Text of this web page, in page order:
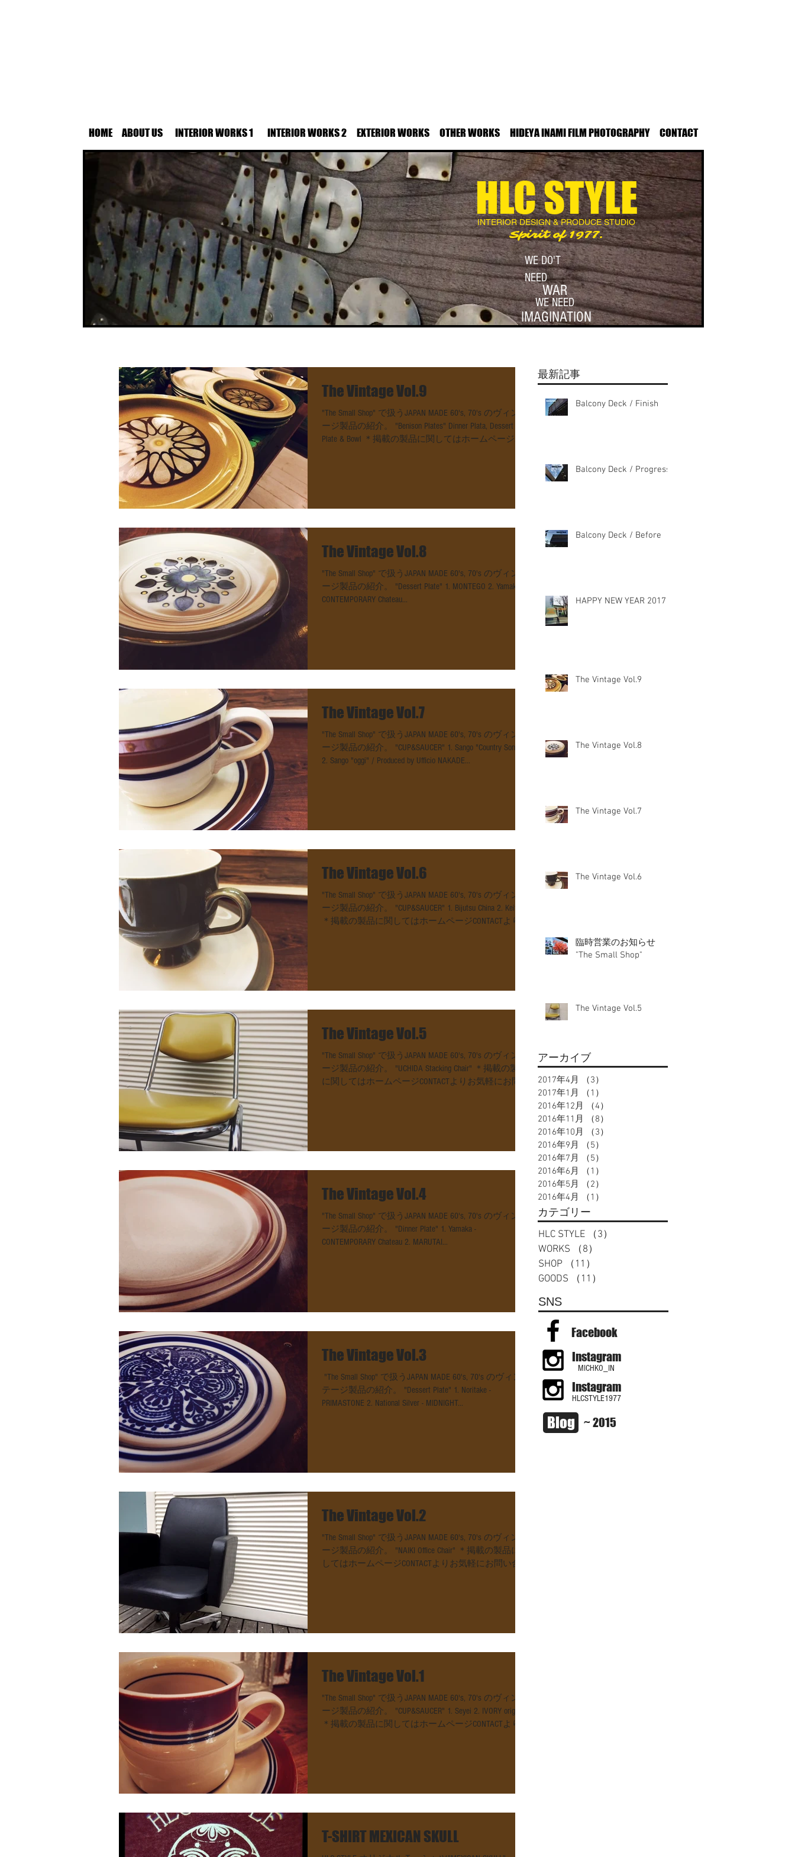
HOME ABOUT US INTERIOR WORKS 1 INTERIOR WORKS 2 EXTERIOR WORKS OTHER WORKS HIDEYA INAMI FILM PHOTOGRAPHY CONTACT
INTERIOR DESIGN & PRODUCE STUDIO
Spirit of 1977.
HLC STYLE
WE DO'T
NEED
WE NEED
WAR
IMAGINATION
The Vintage Vol.9
"The Small Shop" で扱うJAPAN MADE 60's, 70's のヴィンテ
ージ製品の紹介。 "Benison Plates" Dinner Plata, Dessert
Plate & Bowl ＊掲載の製品に関してはホームページ
The Vintage Vol.8
"The Small Shop" で扱うJAPAN MADE 60's, 70's のヴィンテ
ージ製品の紹介。 "Dessert Plate" 1. MONTEGO 2. Yamaka-
CONTEMPORARY Chateau...
The Vintage Vol.7
"The Small Shop" で扱うJAPAN MADE 60's, 70's のヴィンテ
ージ製品の紹介。 "CUP&SAUCER" 1. Sango "Country Song"
2. Sango "oggi" / Produced by Ufficio NAKADE...
The Vintage Vol.6
"The Small Shop" で扱うJAPAN MADE 60's, 70's のヴィンテ
ージ製品の紹介。 "CUP&SAUCER" 1. Bijutsu China 2. Keito
＊掲載の製品に関してはホームページCONTACTよりお
The Vintage Vol.5
"The Small Shop" で扱うJAPAN MADE 60's, 70's のヴィンテ
ージ製品の紹介。 "UCHIDA Stacking Chair" ＊掲載の製品
に関してはホームページCONTACTよりお気軽にお問い
The Vintage Vol.4
"The Small Shop" で扱うJAPAN MADE 60's, 70's のヴィンテ
ージ製品の紹介。 "Dinner Plate" 1. Yamaka -
CONTEMPORARY Chateau 2. MARUTAI...
The Vintage Vol.3
​ "The Small Shop" で扱うJAPAN MADE 60's, 70's のヴィン
テージ製品の紹介。 "Dessert Plate" 1. Noritake -
PRIMASTONE 2. National Silver - MIDNIGHT...
The Vintage Vol.2
"The Small Shop" で扱うJAPAN MADE 60's, 70's のヴィンテ
ージ製品の紹介。 "NAIKI Office Chair" ＊掲載の製品に関
してはホームページCONTACTよりお気軽にお問い合わ
The Vintage Vol.1
"The Small Shop" で扱うJAPAN MADE 60's, 70's のヴィンテ
ージ製品の紹介。 "CUP&SAUCER" 1. Seyei 2. IVORY original
＊掲載の製品に関してはホームページCONTACTよりお
T-SHIRT MEXICAN SKULL
最新記事
Balcony Deck / Finish
Balcony Deck / Progress
Balcony Deck / Before
HAPPY NEW YEAR 2017
The Vintage Vol.9
The Vintage Vol.8
The Vintage Vol.7
The Vintage Vol.6
臨時営業のお知らせ
"The Small Shop"
The Vintage Vol.5
アーカイブ
2017年4月 （3）
2017年1月
（1）
2016年12月
（4）
2016年11月
（8）
2016年10月
（3）
2016年9月
（5）
2016年7月
（5）
2016年6月
（1）
2016年5月
（2）
2016年4月
（1）
カテゴリー
HLC STYLE
（3）
WORKS
（8）
SHOP
（11）
GOODS
（11）
SNS
Facebook
MICHKO_IN
Instagram
HLCSTYLE1977
Instagram
Blog ~ 2015